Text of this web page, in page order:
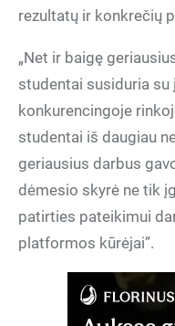
rezultatų ir konkrečių
„Net ir baigę
studentai susiduria
konkurencingoje
studentai iš daugiau
geriausius darbus
dėmesio skyrė ne tik
patirties pateikimui
platformos kūrėjai”.